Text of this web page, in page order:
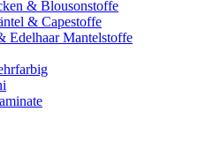
& Blousonstoffe
& Capestoffe
Edelhaar Mantelstoffe